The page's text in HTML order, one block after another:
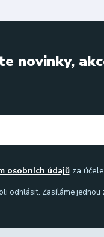
novinky,
osobních údajůza
odhlásit. Zasíláme jednou